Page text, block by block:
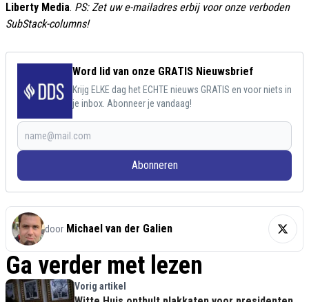
Liberty Media. PS: Zet uw e-mailadres erbij voor onze verboden
SubStack-columns!
Word lid van onze GRATIS Nieuwsbrief
Krijg ELKE dag het ECHTE nieuws GRATIS en voor niets in
je inbox. Abonneer je vandaag!
Abonneren
door Michael van der Galien
Ga verder met lezen
Vorig artikel